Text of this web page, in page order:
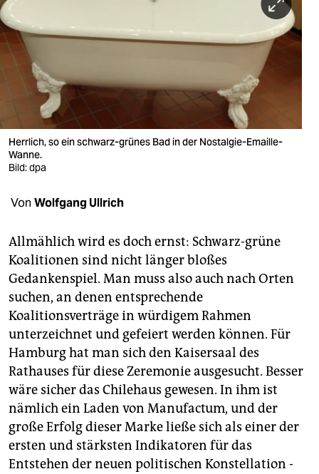
nord
wahrheit
verlag
veranstaltungen
shop
fragen & hilfe
abo
genossenschaft
epaper login
Herrlich, so ein schwarz-grünes Bad in der Nostalgie-Emaille-
Wanne.
Bild: dpa
Von Wolfgang Ullrich
Allmählich wird es doch ernst: Schwarz-grüne
Koalitionen sind nicht länger bloßes
Gedankenspiel. Man muss also auch nach Orten
suchen, an denen entsprechende
Koalitionsverträge in würdigem Rahmen
unterzeichnet und gefeiert werden können. Für
Hamburg hat man sich den Kaisersaal des
Rathauses für diese Zeremonie ausgesucht. Besser
wäre sicher das Chilehaus gewesen. In ihm ist
nämlich ein Laden von Manufactum, und der
große Erfolg dieser Marke ließe sich als einer der
ersten und stärksten Indikatoren für das
Entstehen der neuen politischen Konstellation -